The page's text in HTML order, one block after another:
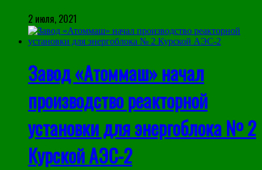
2 июля, 2021
Завод «Атоммаш» начал
производство реакторной
установки для энергоблока № 2
Курской АЭС-2